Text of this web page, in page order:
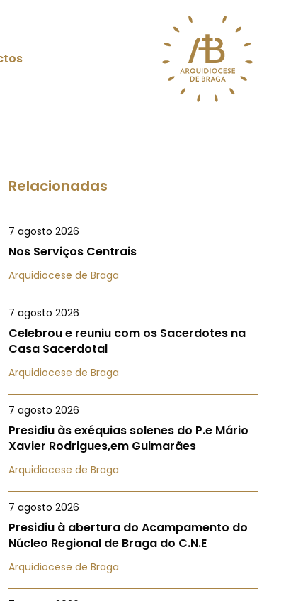
Relacionadas
7 agosto 2026
Nos Serviços Centrais
Arquidiocese de Braga
7 agosto 2026
Celebrou e reuniu com os Sacerdotes na
Casa Sacerdotal
Arquidiocese de Braga
7 agosto 2026
Presidiu às exéquias solenes do P.e Mário
Xavier Rodrigues,em Guimarães
Arquidiocese de Braga
7 agosto 2026
Presidiu à abertura do Acampamento do
Núcleo Regional de Braga do C.N.E
Arquidiocese de Braga